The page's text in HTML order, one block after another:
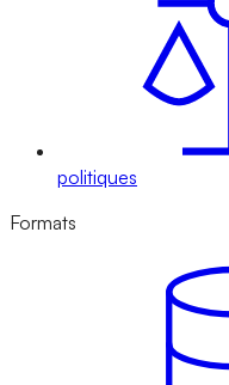
politiques
Formats